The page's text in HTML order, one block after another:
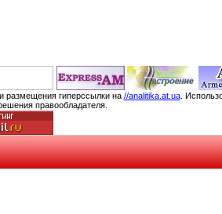
размещения гиперссылки на //analitika.at.ua.
правообладателя.